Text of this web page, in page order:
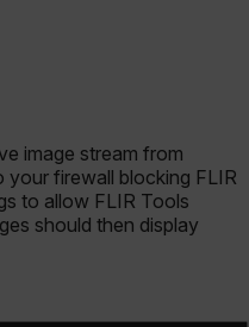
image stream from
your firewall blocking FLIR
to allow FLIR Tools
should then display